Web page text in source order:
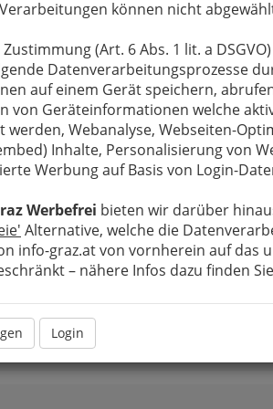
können nicht
(Art. 6 Abs. 1 lit. a
Datenverarbeitungsprozesse
auf einem Gerät speichern,
von Geräteinformationen welche
Webanalyse, Webseiten-
Inhalte, Personalisierung von
Werbung auf Basis von Login-
Werbefrei bieten wir darüber
Alternative, welche die
info-graz.at von vornherein auf das
– nähere Infos dazu finden
Login